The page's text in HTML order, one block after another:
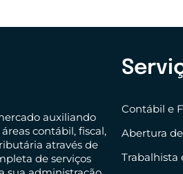
auxiliando
contábil, fiscal,
através de
de serviços
Contábil e
Abertura
Trabalhista